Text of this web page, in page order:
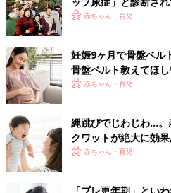
日々を振り返って【体
赤ちゃん・育児
妊娠9ヶ月で骨盤ベル
骨盤ベルト教えてほ
よ”の体験談
赤ちゃん・育児
縄跳びでじわじわ…。
クワットが絶大に効
赤ちゃん・育児
「プレ更年期」とい